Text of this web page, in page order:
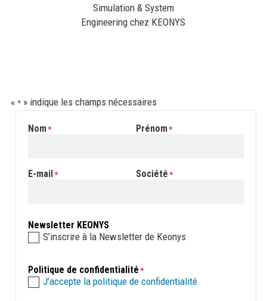
Simulation & System
Engineering chez KEONYS
« *» indique les champs nécessaires
Nom* Prénom*
E-mail* Société *
Newsletter KEONYS
S’inscrire à la Newsletter de Keonys
Politique de confidentialité *
J’accepte la politique de confidentialité